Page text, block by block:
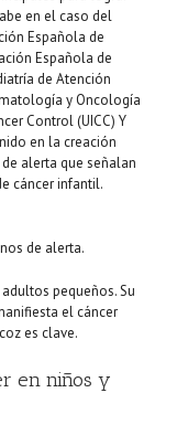
en el caso del
Española de
Española de
de Atención
y Oncología
Control (UICC) Y
en la creación
alerta que señalan
cáncer infantil.
de alerta.
pequeños. Su
el cáncer
es clave.
en niños y